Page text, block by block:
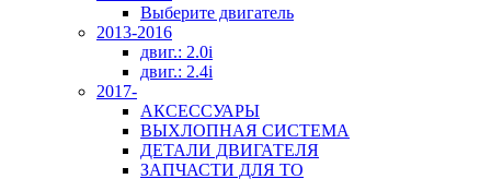
Выберите двигатель
2013-2016
двиг.: 2.0i
двиг.: 2.4i
2017-
АКСЕССУАРЫ
ВЫХЛОПНАЯ СИСТЕМА
ДЕТАЛИ ДВИГАТЕЛЯ
ЗАПЧАСТИ ДЛЯ ТО